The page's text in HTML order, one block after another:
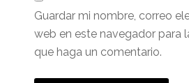
Guardar mi nombre, correo
web en este navegador para
que haga un comentario.